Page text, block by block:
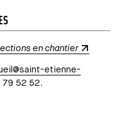
en chantier
etienne-
52 52.